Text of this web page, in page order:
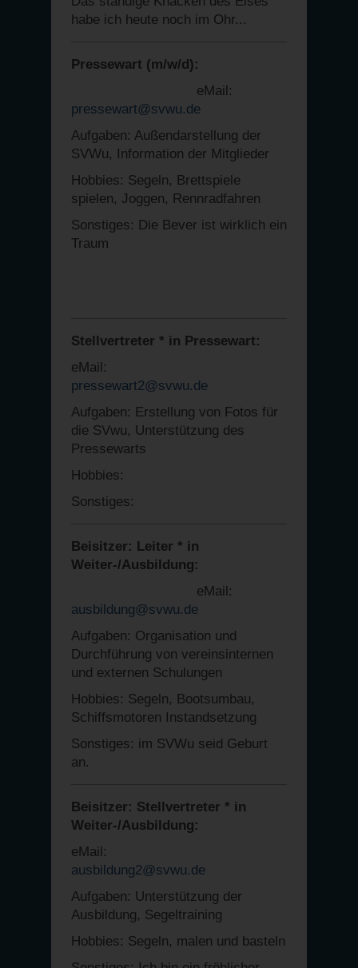
habe ich heute noch im Ohr...
Pressewart (m/w/d):
eMail:
pressewart@svwu.de
Aufgaben: Außendarstellung der
SVWu, Information der Mitglieder
Hobbies: Segeln, Brettspiele
spielen, Joggen, Rennradfahren
Sonstiges: Die Bever ist wirklich ein
Traum
Stellvertreter * in Pressewart:
eMail:
pressewart2@svwu.de
Aufgaben: Erstellung von Fotos für
die SVwu, Unterstützung des
Pressewarts
Hobbies:
Sonstiges:
Beisitzer: Leiter * in
Weiter-/Ausbildung:
eMail:
ausbildung@svwu.de
Aufgaben: Organisation und
Durchführung von vereinsinternen
und externen Schulungen
Hobbies: Segeln, Bootsumbau,
Schiffsmotoren Instandsetzung
Sonstiges: im SVWu seid Geburt
an.
Beisitzer: Stellvertreter * in
Weiter-/Ausbildung:
eMail:
ausbildung2@svwu.de
Aufgaben: Unterstützung der
Ausbildung, Segeltraining
Hobbies: Segeln, malen und basteln